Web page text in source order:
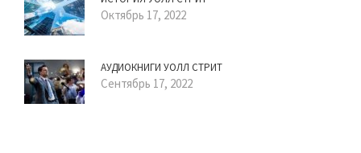
Октябрь 17, 2022
АУДИОКНИГИ УОЛЛ СТРИТ
Сентябрь 17, 2022